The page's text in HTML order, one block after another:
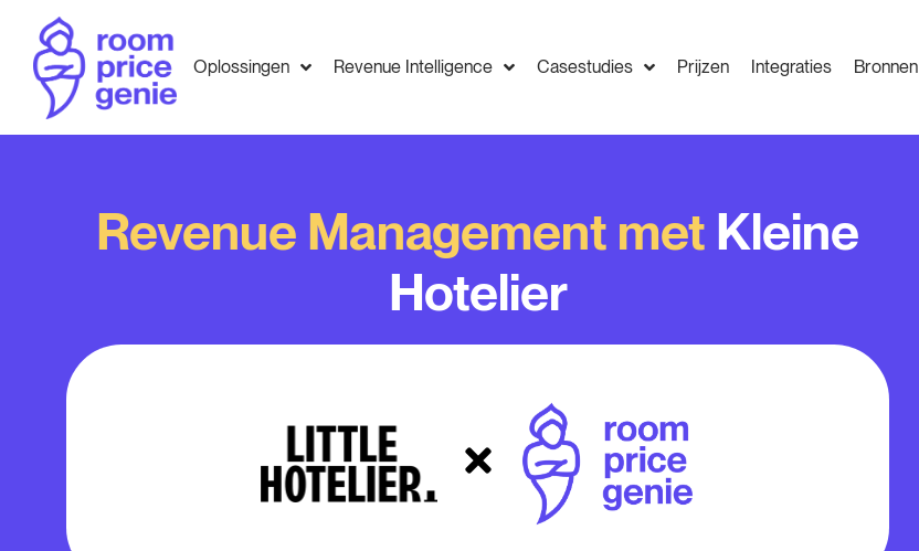
Oplossingen Revenue Intelligence Casestudies Prijzen Integraties Bronnen
Revenue Management met Kleine
Hotelier